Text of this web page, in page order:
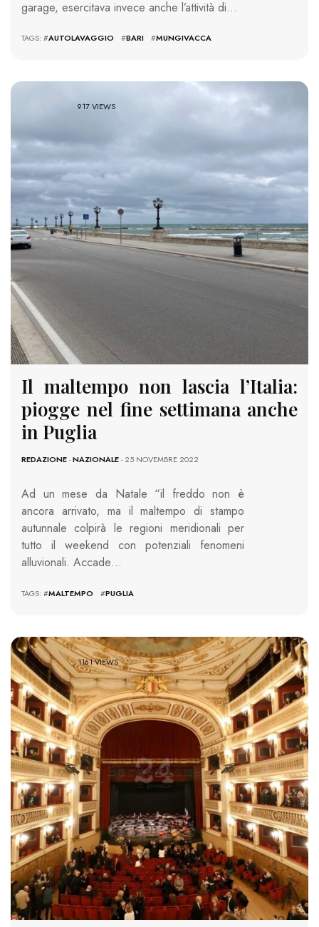
garage, esercitava invece anche l’attività di…
TAGS: #AUTOLAVAGGIO #BARI #MUNGIVACCA
917 VIEWS
Il maltempo non lascia l’Italia:
piogge nel fine settimana anche
in Puglia
REDAZIONE-NAZIONALE- 25 NOVEMBRE 2022
Ad un mese da Natale “il freddo non è
ancora arrivato, ma il maltempo di stampo
autunnale colpirà le regioni meridionali per
tutto il weekend con potenziali fenomeni
alluvionali. Accade…
TAGS: #MALTEMPO #PUGLIA
1161 VIEWS